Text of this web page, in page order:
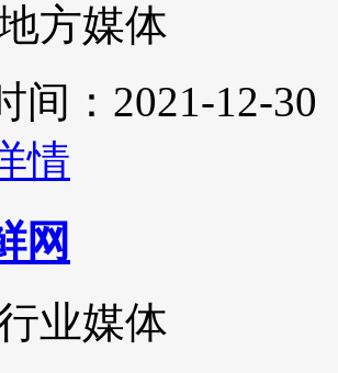
方媒体
间：2021-12-30
情
网
业媒体